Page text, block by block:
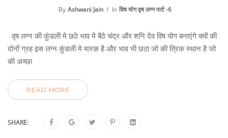
By Ashwani Jain In विष योग वृष लग्न पार्ट -6
वृष लग्न की कुंडली मे छठे भाव मे बैठे चंद्र और शनि देव विष योग बनाएंगे क्यों की
दोनों ग्रह इस लग्न कुंडली मे मारक है और भाव भी छठा जो की त्रिक स्थान है जो
की अच्छा
READ MORE
SHARE: